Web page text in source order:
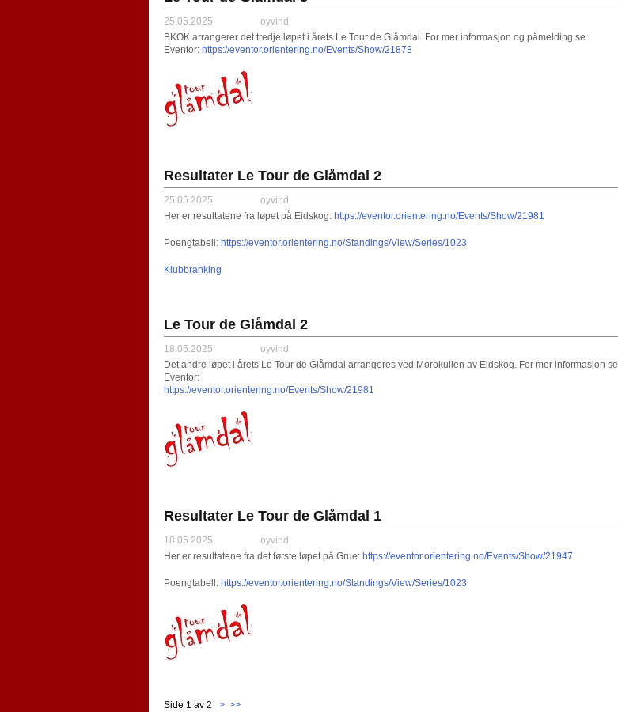
25.05.2025
oyvind
BKOK arrangerer det tredje løpet i årets Le Tour de Glåmdal. For mer informasjon og påmelding se
Eventor: https://eventor.orientering.no/Events/Show/21878
Resultater Le Tour de Glåmdal 2
25.05.2025
oyvind
Her er resultatene fra løpet på Eidskog: https://eventor.orientering.no/Events/Show/21981
Poengtabell: https://eventor.orientering.no/Standings/View/Series/1023
Klubbranking
Le Tour de Glåmdal 2
18.05.2025
oyvind
Det andre løpet i årets Le Tour de Glåmdal arrangeres ved Morokulien av Eidskog. For mer informasjon se
Eventor:
https://eventor.orientering.no/Events/Show/21981
Resultater Le Tour de Glåmdal 1
18.05.2025
oyvind
Her er resultatene fra det første løpet på Grue: https://eventor.orientering.no/Events/Show/21947
Poengtabell: https://eventor.orientering.no/Standings/View/Series/1023
Side 1 av 2 > >>